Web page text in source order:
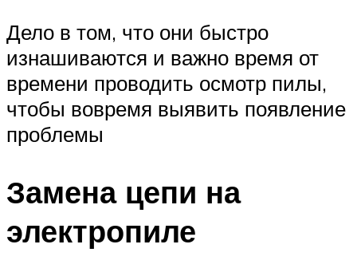
Дело в том, что они быстро
изнашиваются и важно время от
времени проводить осмотр пилы,
чтобы вовремя выявить появление
проблемы
Замена цепи на
электропиле